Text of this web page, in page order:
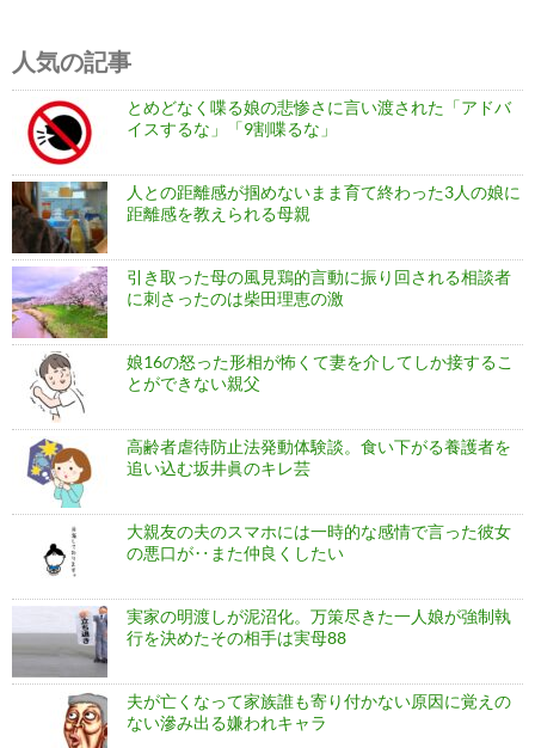
人気の記事
とめどなく喋る娘の悲惨さに言い渡された「アドバ
イスするな」「9割喋るな」
人との距離感が掴めないまま育て終わった3人の娘に
距離感を教えられる母親
引き取った母の風見鶏的言動に振り回される相談者
に刺さったのは柴田理恵の激
娘16の怒った形相が怖くて妻を介してしか接するこ
とができない親父
高齢者虐待防止法発動体験談。食い下がる養護者を
追い込む坂井眞のキレ芸
大親友の夫のスマホには一時的な感情で言った彼女
の悪口が‥また仲良くしたい
実家の明渡しが泥沼化。万策尽きた一人娘が強制執
行を決めたその相手は実母88
夫が亡くなって家族誰も寄り付かない原因に覚えの
ない滲み出る嫌われキャラ